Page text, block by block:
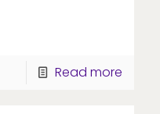
Read more